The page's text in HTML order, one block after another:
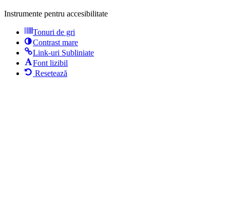
Instrumente pentru accesibilitate
Tonuri de gri
Contrast mare
Link-uri Subliniate
Font lizibil
Resetează